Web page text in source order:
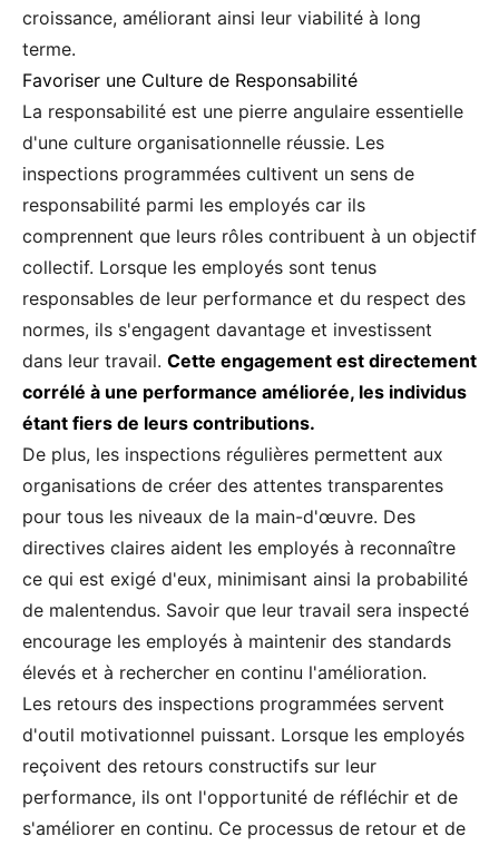
croissance, améliorant ainsi leur viabilité à long
terme.
Favoriser une Culture de Responsabilité
La responsabilité est une pierre angulaire essentielle
d'une culture organisationnelle réussie. Les
inspections programmées cultivent un sens de
responsabilité parmi les employés car ils
comprennent que leurs rôles contribuent à un objectif
collectif. Lorsque les employés sont tenus
responsables de leur performance et du respect des
normes, ils s'engagent davantage et investissent
dans leur travail. Cette engagement est directement
corrélé à une performance améliorée, les individus
étant fiers de leurs contributions.
De plus, les inspections régulières permettent aux
organisations de créer des attentes transparentes
pour tous les niveaux de la main-d'œuvre. Des
directives claires aident les employés à reconnaître
ce qui est exigé d'eux, minimisant ainsi la probabilité
de malentendus. Savoir que leur travail sera inspecté
encourage les employés à maintenir des standards
élevés et à rechercher en continu l'amélioration.
Les retours des inspections programmées servent
d'outil motivationnel puissant. Lorsque les employés
reçoivent des retours constructifs sur leur
performance, ils ont l'opportunité de réfléchir et de
s'améliorer en continu. Ce processus de retour et de